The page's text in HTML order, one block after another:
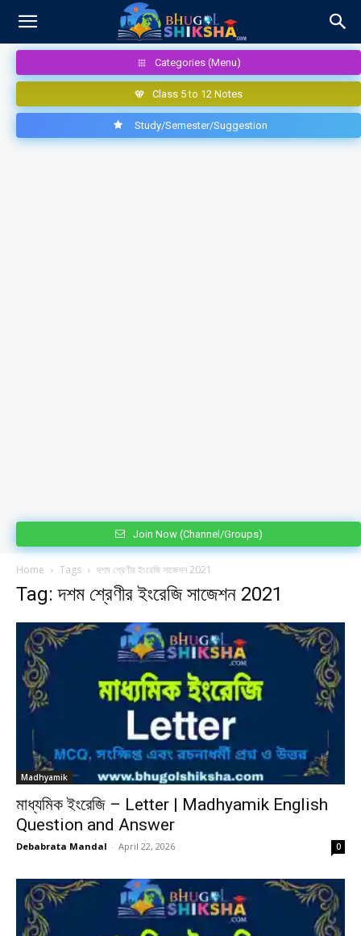
Categories (Menu)
Class 5 to 12 Notes
Study/Semester/Suggestion
Join Now (Channel/Groups)
Home Tags দশম শ্রেণীর ইংরেজি সাজেশন 2021
Tag: দশম শ্রেণীর ইংরেজি সাজেশন 2021
Madhyamik
মাধ্যমিক ইংরেজি – Letter | Madhyamik English
Question and Answer
Debabrata Mandal - April 22, 2026 0